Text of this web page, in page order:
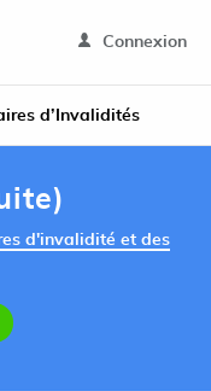
Connexion
d’Invalidités
d'invalidité et des